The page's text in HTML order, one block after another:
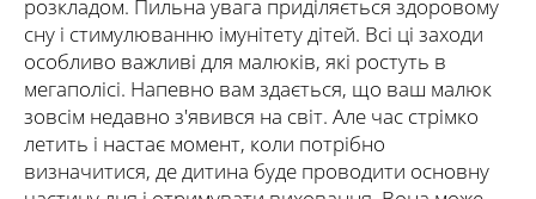
розкладом. Пильна увага приділяється здоровому
сну і стимулюванню імунітету дітей. Всі ці заходи
особливо важливі для малюків, які ростуть в
мегаполісі. Напевно вам здається, що ваш малюк
зовсім недавно з'явився на світ. Але час стрімко
летить і настає момент, коли потрібно
визначитися, де дитина буде проводити основну